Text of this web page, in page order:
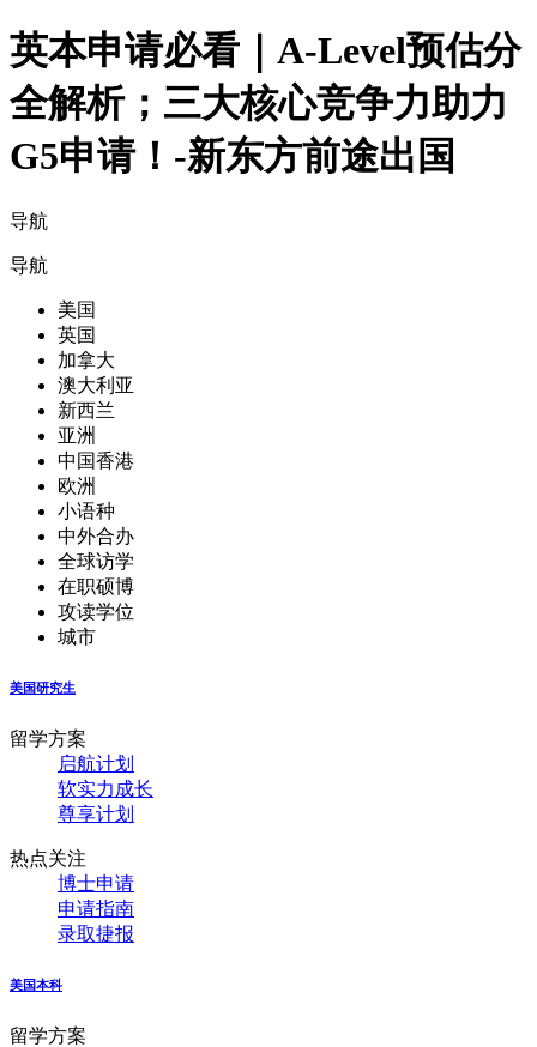
英本申请必看｜A-Level预估分
全解析；三大核心竞争力助力
G5申请！-新东方前途出国
导航
导航
美国
英国
加拿大
澳大利亚
新西兰
亚洲
中国香港
欧洲
小语种
中外合办
全球访学
在职硕博
攻读学位
城市
美国研究生
留学方案
启航计划
软实力成长
尊享计划
热点关注
博士申请
申请指南
录取捷报
美国本科
留学方案